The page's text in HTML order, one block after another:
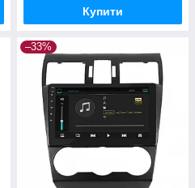
Купити
–33%